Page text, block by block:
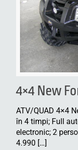
4×4 New
ATV/QUAD 4×4
în 4 timpi; Full
electronic; 2
4.990 […]